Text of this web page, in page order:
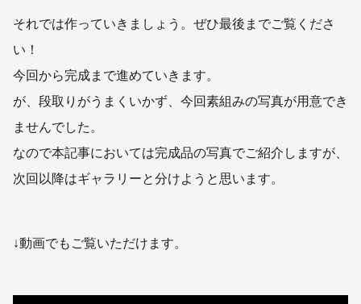
それでは作っていきましょう。ぜひ最後までご覧くださ
い！
今回から完成まで進めていきます。
が、段取りがうまくいかず、今回素組みの写真が用意でき
ませんでした。
なので本記事においては完成品の写真でご紹介しますが、
次回以降はギャラリーと分けようと思います。
↓動画でもご覧いただけます。